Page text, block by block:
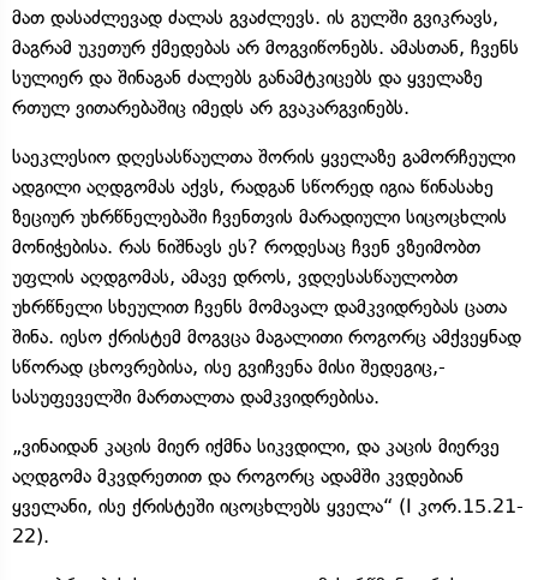
მათ დასაძლევად ძალას გვაძლევს. ის გულში გვიკრავს,
მაგრამ უკეთურ ქმედებას არ მოგვიწონებს. ამასთან, ჩვენს
სულიერ და შინაგან ძალებს განამტკიცებს და ყველაზე
რთულ ვითარებაშიც იმედს არ გვაკარგვინებს.
საეკლესიო დღესასწაულთა შორის ყველაზე გამორჩეული
ადგილი აღდგომას აქვს, რადგან სწორედ იგია წინასახე
ზეციურ უხრწნელებაში ჩვენთვის მარადიული სიცოცხლის
მონიჭებისა. რას ნიშნავს ეს? როდესაც ჩვენ ვზეიმობთ
უფლის აღდგომას, ამავე დროს, ვდღესასწაულობთ
უხრწნელი სხეულით ჩვენს მომავალ დამკვიდრებას ცათა
შინა. იესო ქრისტემ მოგვცა მაგალითი როგორც ამქვეყნად
სწორად ცხოვრებისა, ისე გვიჩვენა მისი შედეგიც,-
სასუფეველში მართალთა დამკვიდრებისა.
„ვინაიდან კაცის მიერ იქმნა სიკვდილი, და კაცის მიერვე
აღდგომა მკვდრეთით და როგორც ადამში კვდებიან
ყველანი, ისე ქრისტეში იცოცხლებს ყველა“ (I კორ.15.21-
22).